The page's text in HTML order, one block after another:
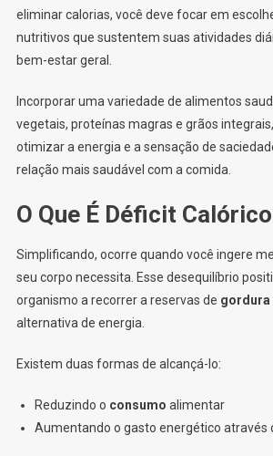
eliminar calorias, você deve focar em
nutritivos que sustentem suas atividades
bem-estar geral.
Incorporar uma variedade de alimentos
vegetais, proteínas magras e grãos
otimizar a energia e a sensação de
relação mais saudável com a comida.
O Que É Déficit
Simplificando, ocorre quando você ingere
seu corpo necessita. Esse desequilíbrio
organismo a recorrer a reservas de gordura
alternativa de energia.
Existem duas formas de alcançá-lo:
Reduzindo o consumo alimentar
Aumentando o gasto energético através